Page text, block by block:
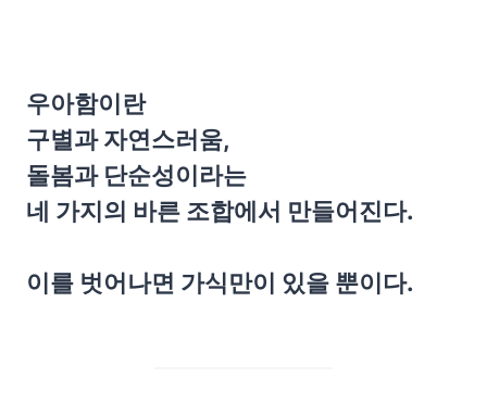
우아함이란
구별과 자연스러움,
돌봄과 단순성이라는
네 가지의 바른 조합에서 만들어진다.
이를 벗어나면 가식만이 있을 뿐이다.